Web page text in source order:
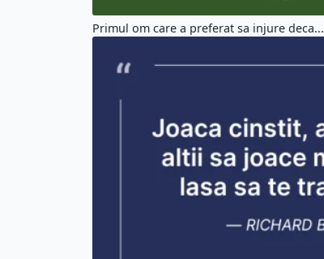
Primul om care a preferat sa injure deca...